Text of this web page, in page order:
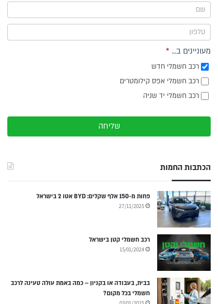
תפריט
צד
מעוניינים ב... *
רכב חשמלי חדש
רכב חשמלי אפס קילומטרים
רכב חשמלי יד שניה
שליחה
הכתבות החמות
פחות מ-150 אלף שקלים: BYD אטו 2 בישראל
27/11/2025
רכב חשמלי קטן בישראל
15/01/2024
בבית, בעבודה או בקניון – כמה באמת עולה טעינה לרכב
חשמלי בכל מקום?